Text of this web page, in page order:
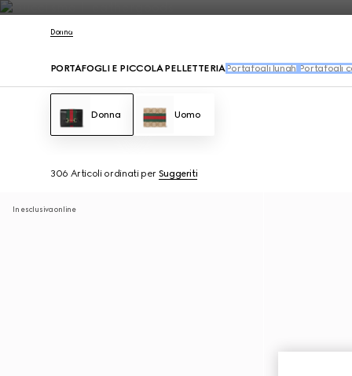
Contattaci
Donna
PORTAFOGLI E PICCOLA PELLETTERIAPortafogli lunghi Portafogli
Donna Uomo
306 Articoli ordinati per Suggeriti
In esclusiva online